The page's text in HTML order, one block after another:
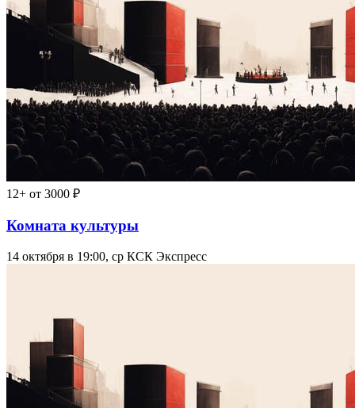
12+ от 3000 ₽
Комната культуры
14 октября в 19:00, ср КСК Экспресс